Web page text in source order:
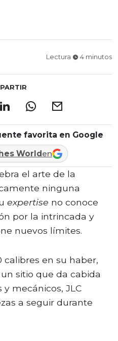
Lectura 4 minutos
favorita en Google
World en
el arte de la
ninguna
expertise no conoce
por la intrincada y
nuevos límites.
calibres en su haber,
sitio que da cabida
y mecánicos, JLC
a seguir durante